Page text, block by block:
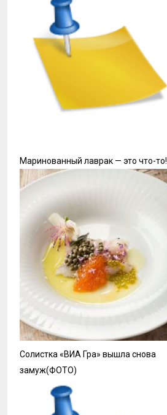
Маринованный лаврак — это что-то!
Солистка «ВИА Гра» вышла снова
замуж(ФОТО)